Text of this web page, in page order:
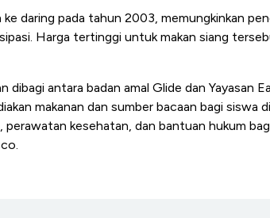
daring pada tahun 2003, memungkinkan
Harga tertinggi untuk makan siang
dibagi antara badan amal Glide dan Yayasan
makanan dan sumber bacaan bagi siswa
perawatan kesehatan, dan bantuan hukum